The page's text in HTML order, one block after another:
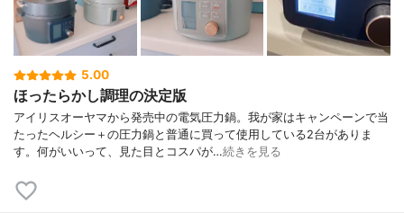
5.00
ほったらかし調理の決定版
アイリスオーヤマから発売中の電気圧力鍋。我が家はキャンペーンで当
たったヘルシー＋の圧力鍋と普通に買って使用している2台がありま
す。何がいいって、見た目とコスパが…続きを見る